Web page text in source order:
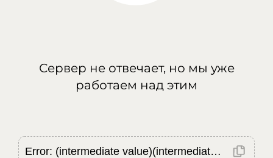
Сервер не отвечает, но мы уже
работаем над этим
Error: (intermediate value)(intermediate value)(intermediate value).replaceAll is not a function